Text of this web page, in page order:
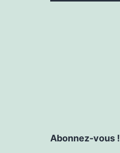
Abonnez-vous !